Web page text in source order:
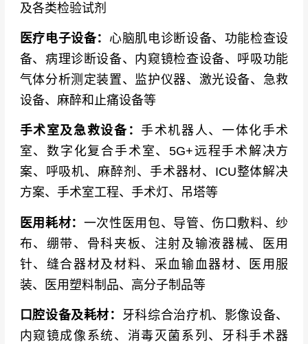
及各类检验试剂
医疗电子设备： 心脑肌电诊断设备、功能检查设
备、病理诊断设备、内窥镜检查设备、呼吸功能
气体分析测定装置、监护仪器、激光设备、急救
设备、麻醉和止痛设备等
手术室及急救设备：手术机器人、一体化手术
室、数字化复合手术室、5G+远程手术解决方
案、呼吸机、麻醉剂、手术器材、ICU整体解决
方案、手术室工程、手术灯、吊塔等
医用耗材： 一次性医用包、导管、伤口敷料、纱
布、绷带、骨科夹板、注射及输液器械、医用
针、缝合器材及材料、采血输血器材、医用服
装、医用塑料制品、高分子制品等
口腔设备及耗材： 牙科综合治疗机、影像设备、
内窥镜成像系统、消毒灭菌系列、牙科手术器